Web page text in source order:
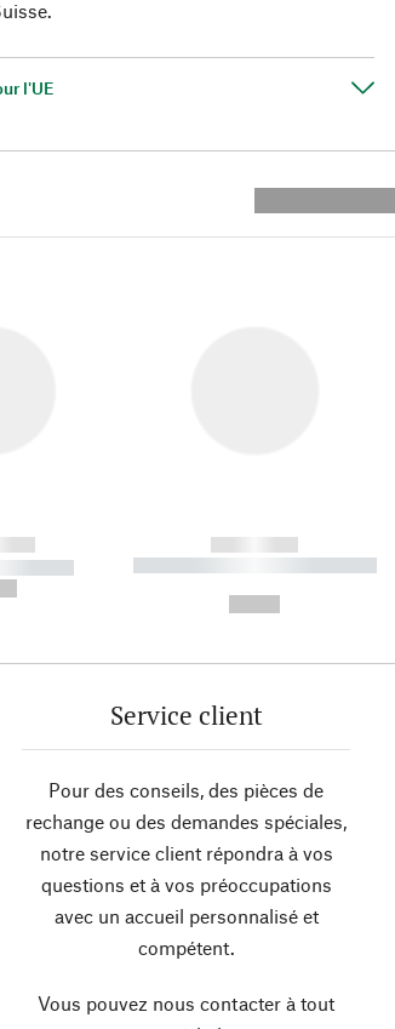
l'UE
------------
----------- ----------- ----------
Service client
Pour des conseils, des pièces de
rechange ou des demandes spéciales,
notre service client répondra à vos
questions et à vos préoccupations
avec un accueil personnalisé et
compétent.
Vous pouvez nous contacter à tout